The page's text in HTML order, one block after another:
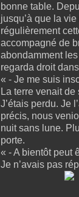
bonne table.
jusqu’à que la
régulièrement
accompagné de
abondamment
regarda droit
« - Je me suis
La terre venait
J’étais perdu. Je
précis, nous
nuit sans lune.
porte.
« - A bientôt peut
Je n’avais pas